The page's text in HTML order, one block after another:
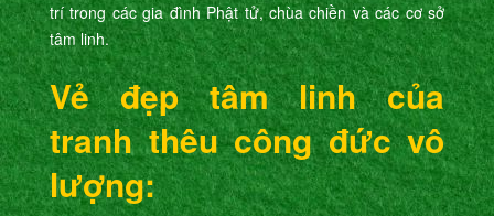
trí trong các gia đình Phật tử, chùa chiền và các cơ sở
tâm linh.
Vẻ đẹp tâm linh của
tranh thêu công đức vô
lượng: